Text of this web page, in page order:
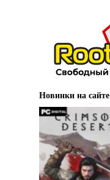
Новинки на сайте